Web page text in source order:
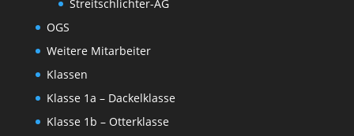
Streitschlichter-AG
OGS
Weitere Mitarbeiter
Klassen
Klasse 1a – Dackelklasse
Klasse 1b – Otterklasse